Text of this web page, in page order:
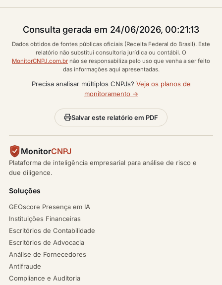
Consulta gerada em 24/06/2026, 00:21:13
Dados obtidos de fontes públicas oficiais (Receita Federal do Brasil). Este
relatório não substitui consultoria jurídica ou contábil. O
MonitorCNPJ.com.br não se responsabiliza pelo uso que venha a ser feito
das informações aqui apresentadas.
Precisa analisar múltiplos CNPJs? Veja os planos de
monitoramento →
Salvar este relatório em PDF
MonitorCNPJ
Plataforma de inteligência empresarial para análise de risco e
due diligence.
Soluções
GEOscore Presença em IA
Instituições Financeiras
Escritórios de Contabilidade
Escritórios de Advocacia
Análise de Fornecedores
Antifraude
Compliance e Auditoria